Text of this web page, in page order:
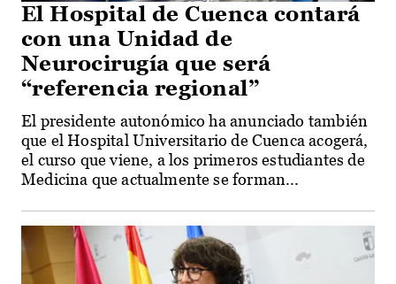
El Hospital de Cuenca contará
con una Unidad de
Neurocirugía que será
“referencia regional”
El presidente autonómico ha anunciado también
que el Hospital Universitario de Cuenca acogerá,
el curso que viene, a los primeros estudiantes de
Medicina que actualmente se forman...